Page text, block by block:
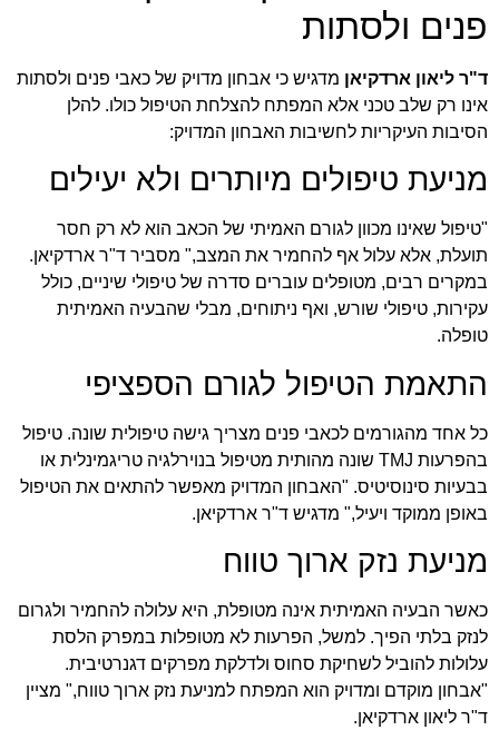
פנים ולסתות
ד"ר ליאון ארדקיאן מדגיש כי אבחון מדויק של כאבי פנים ולסתות
אינו רק שלב טכני אלא המפתח להצלחת הטיפול כולו. להלן
הסיבות העיקריות לחשיבות האבחון המדויק:
מניעת טיפולים מיותרים ולא יעילים
"טיפול שאינו מכוון לגורם האמיתי של הכאב הוא לא רק חסר
תועלת, אלא עלול אף להחמיר את המצב," מסביר ד"ר ארדקיאן.
במקרים רבים, מטופלים עוברים סדרה של טיפולי שיניים, כולל
עקירות, טיפולי שורש, ואף ניתוחים, מבלי שהבעיה האמיתית
טופלה.
התאמת הטיפול לגורם הספציפי
כל אחד מהגורמים לכאבי פנים מצריך גישה טיפולית שונה. טיפול
בהפרעות TMJ שונה מהותית מטיפול בנוירלגיה טריגמינלית או
בבעיות סינוסיטיס. "האבחון המדויק מאפשר להתאים את הטיפול
באופן ממוקד ויעיל," מדגיש ד"ר ארדקיאן.
מניעת נזק ארוך טווח
כאשר הבעיה האמיתית אינה מטופלת, היא עלולה להחמיר ולגרום
לנזק בלתי הפיך. למשל, הפרעות לא מטופלות במפרק הלסת
עלולות להוביל לשחיקת סחוס ולדלקת מפרקים דגנרטיבית.
"אבחון מוקדם ומדויק הוא המפתח למניעת נזק ארוך טווח," מציין
ד"ר ליאון ארדקיאן.